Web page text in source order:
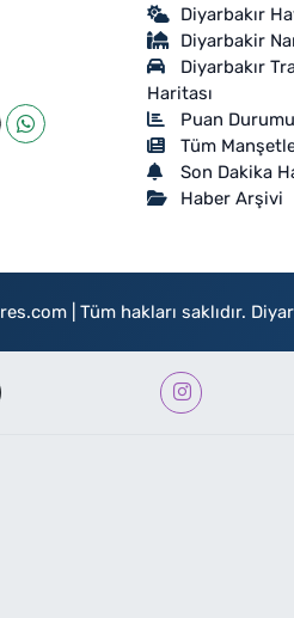
Diyarbakır
Diyarbakir
Diyarbakır
Haritası
Puan
Tüm
Son Dakika
Haber Arşivi
| Tüm hakları saklıdır.